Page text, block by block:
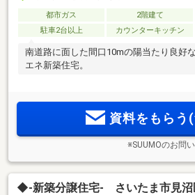
都市ガス 2階建て
駐車2台以上
カウンターキッチン
南道路に面した間口10mの陽当たり良好
エネ新築住宅。
資料をもらう
※SUUMOのお問
◆-新築分譲住宅- さいたま市見沼